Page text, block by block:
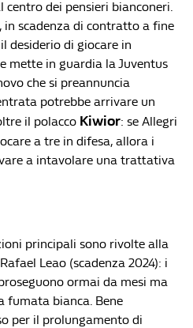
dei pensieri bianconeri.
in scadenza di contratto a fine
desiderio di giocare in
mette in guardia la Juventus
che si preannuncia
potrebbe arrivare un
il polacco Kiwior: se Allegri
a tre in difesa, allora i
a intavolare una trattativa
principali sono rivolte alla
Leao (scadenza 2024): i
ormai da mesi ma
fumata bianca. Bene
per il prolungamento di